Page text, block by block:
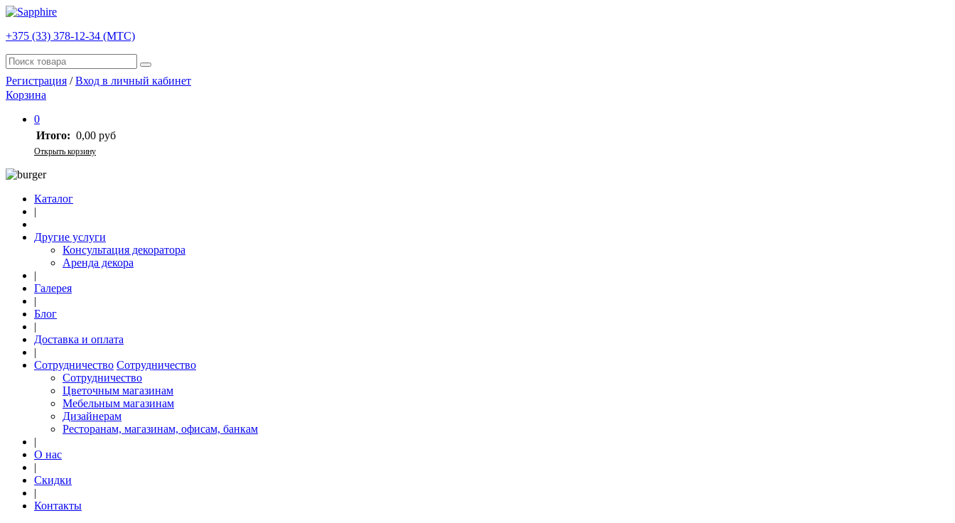
+375 (33) 378-12-34 (МТС)
Регистрация /Вход в личный кабинет
Корзина
0
Итого: 0,00 руб
Открыть корзину
Каталог
|
Другие услуги
Консультация декоратора
Аренда декора
|
Галерея
|
Блог
|
Доставка и оплата
|
Сотрудничество Сотрудничество
Сотрудничество
Цветочным магазинам
Мебельным магазинам
Дизайнерам
Ресторанам, магазинам, офисам, банкам
|
О нас
|
Скидки
|
Контакты